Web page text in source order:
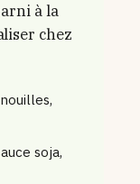
à la
chez
soja,